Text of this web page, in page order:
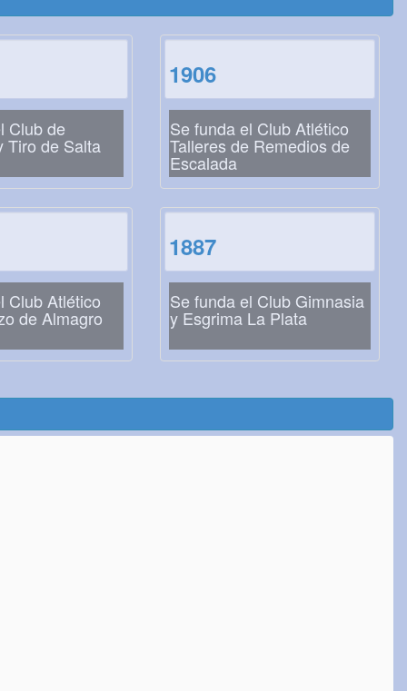
Club de
Tiro de Salta
1906
Se funda el Club Atlético
Talleres de Remedios de
Escalada
Club Atlético
de Almagro
1887
Se funda el Club Gimnasia
y Esgrima La Plata